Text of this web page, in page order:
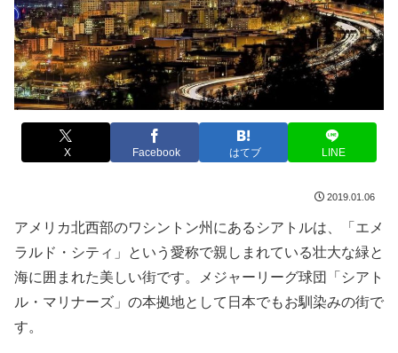
X Facebook はてブ LINE
2019.01.06
アメリカ北西部のワシントン州にあるシアトルは、「エメ
ラルド・シティ」という愛称で親しまれている壮大な緑と
海に囲まれた美しい街です。メジャーリーグ球団「シアト
ル・マリナーズ」の本拠地として日本でもお馴染みの街で
す。